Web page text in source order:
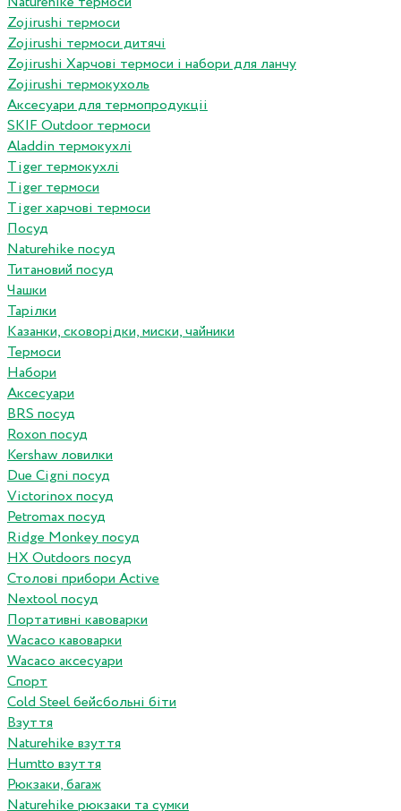
Zojirushi термоси
Zojirushi термоси дитячі
Zojirushi Харчові термоси і набори для ланчу
Zojirushi термокухоль
Аксесуари для термопродукціі
SKIF Outdoor термоси
Aladdin термокухлі
Tiger термокухлі
Tiger термоси
Tiger харчові термоси
Посуд
Naturehike посуд
Титановий посуд
Чашки
Тарілки
Казанки, сковорідки, миски, чайники
Термоси
Набори
Аксесуари
BRS посуд
Roxon посуд
Kershaw ловилки
Due Cigni посуд
Victorinox посуд
Petromax посуд
Ridge Monkey посуд
HX Outdoors посуд
Столові прибори Active
Nextool посуд
Портативні кавоварки
Wacaco кавоварки
Wacaco аксесуари
Спорт
Cold Steel бейсбольні біти
Взуття
Naturehike взуття
Humtto взуття
Рюкзаки, багаж
Naturehike рюкзаки та сумки